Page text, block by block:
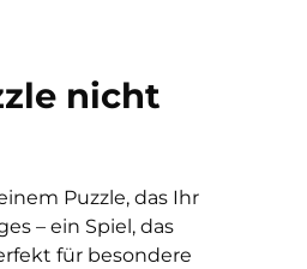
nicht
Puzzle, das Ihr
– ein Spiel, das
für besondere